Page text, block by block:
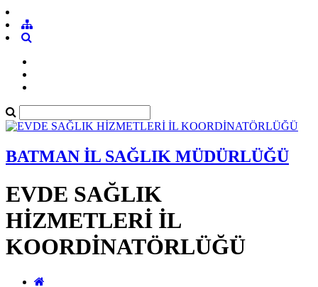
BATMAN İL SAĞLIK MÜDÜRLÜĞÜ
EVDE SAĞLIK
HİZMETLERİ İL
KOORDİNATÖRLÜĞÜ